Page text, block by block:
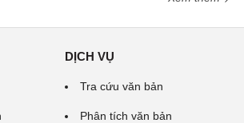
DỊCH VỤ
Tra cứu văn bản
Phân tích văn bản